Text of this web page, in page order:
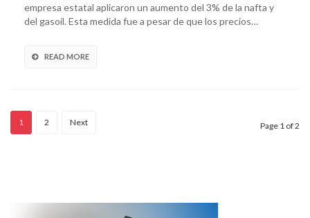
empresa estatal aplicaron un aumento del 3% de la nafta y
del gasoil. Esta medida fue a pesar de que los precios…
READ MORE
1 2 Next Page 1 of 2